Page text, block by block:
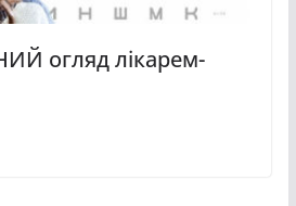
огляд лікарем-